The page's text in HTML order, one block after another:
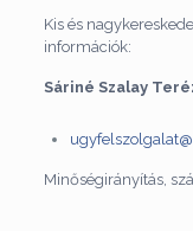
Kis és
információk:
Sáriné Szalay
Minőségirányítás,